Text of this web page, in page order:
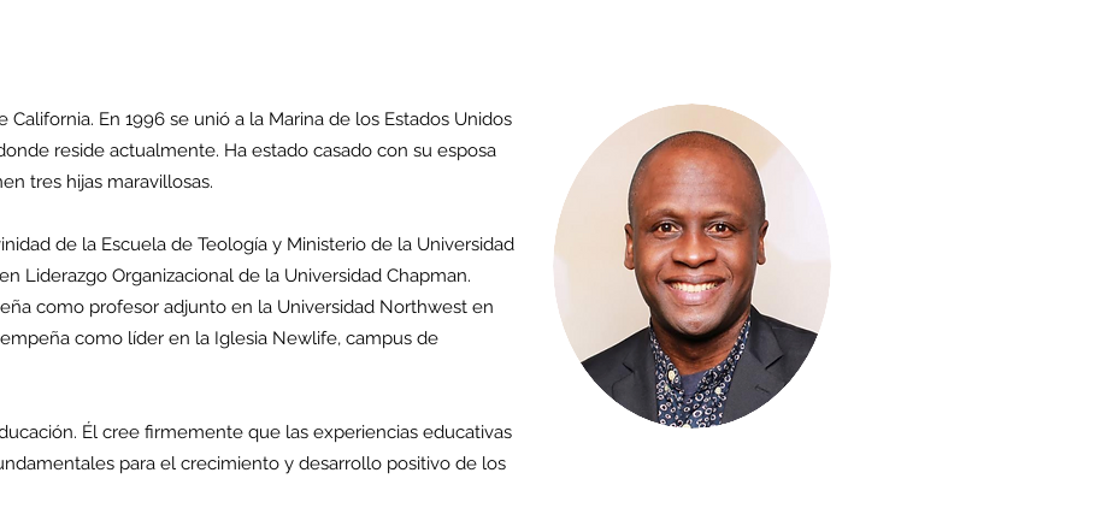
En 1996 se unió a la Marina de los Estados Unidos
reside actualmente. Ha estado casado con su esposa
tres hijas maravillosas.
de la Escuela de Teología y Ministerio de la Universidad
Liderazgo Organizacional de la Universidad Chapman.
como profesor adjunto en la Universidad Northwest en
como líder en la Iglesia Newlife, campus de
Él cree firmemente que las experiencias educativas
para el crecimiento y desarrollo positivo de los